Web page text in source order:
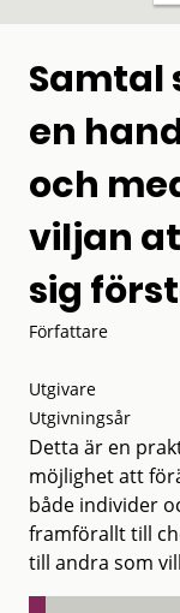
Samtal
en
och
viljan
sig
Författare
Utgivare
Utgivningsår
Detta är en
möjlighet att
både individer
framförallt till
till andra som